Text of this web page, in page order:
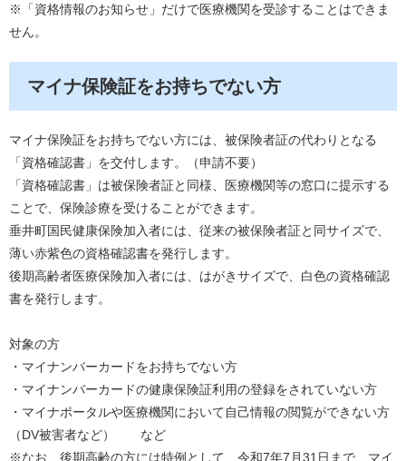
※「資格情報のお知らせ」だけで医療機関を受診することはできま
せん。
マイナ保険証をお持ちでない方
マイナ保険証をお持ちでない方には、被保険者証の代わりとなる
「資格確認書」を交付します。（申請不要）
「資格確認書」は被保険者証と同様、医療機関等の窓口に提示する
ことで、保険診療を受けることができます。
垂井町国民健康保険加入者には、従来の被保険者証と同サイズで、
薄い赤紫色の資格確認書を発行します。
後期高齢者医療保険加入者には、はがきサイズで、白色の資格確認
書を発行します。
対象の方
・マイナンバーカードをお持ちでない方
・マイナンバーカードの健康保険証利用の登録をされていない方
・マイナポータルや医療機関において自己情報の閲覧ができない方
（DV被害者など） など
※なお、後期高齢の方には特例として、令和7年7月31日まで、マイ